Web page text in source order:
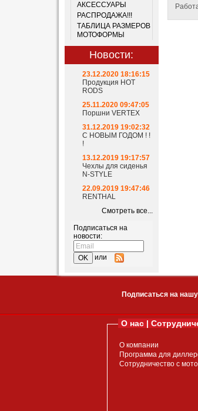
АКСЕССУАРЫ
РАСПРОДАЖА!!!
ТАБЛИЦА РАЗМЕРОВ
МОТОФОРМЫ
Новости:
23.12.2020 18:16:15
Продукция HOT
RODS
25.11.2020 09:47:05
Поршни VERTEX
31.12.2019 19:02:32
С НОВЫМ ГОДОМ ! !
!
13.12.2019 19:17:57
Чехлы для сиденья
N-STYLE
22.09.2019 19:47:46
RENTHAL
Смотреть все...
Подписаться на
новости:
или
Подписаться на
О нас |
О компании
Программа для
Сотрудничество с